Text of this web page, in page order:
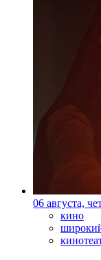
06 августа,
кино